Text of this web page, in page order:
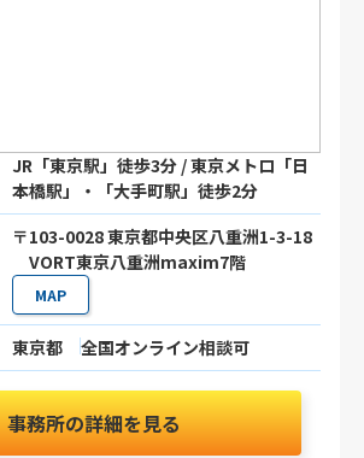
JR「東京駅」徒歩3分 / 東京メトロ「日
本橋駅」・「大手町駅」徒歩2分
〒103-0028 東京都中央区八重洲1-3-18
VORT東京八重洲maxim7階
MAP
東京都 全国オンライン相談可
事務所の詳細を見る